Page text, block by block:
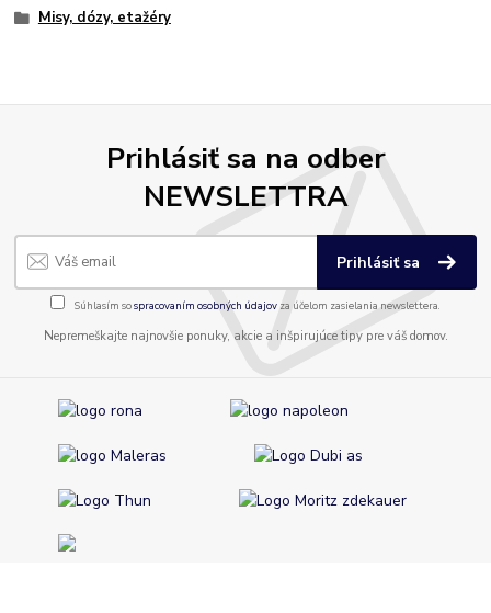
Misy, dózy, etažéry
Prihlásiť sa na odber
NEWSLETTRA
Prihlásiť sa
Súhlasím sospracovaním osobných údajov za účelom zasielania newslettera.
Nepremeškajte najnovšie ponuky, akcie a inšpirujúce tipy pre váš domov.